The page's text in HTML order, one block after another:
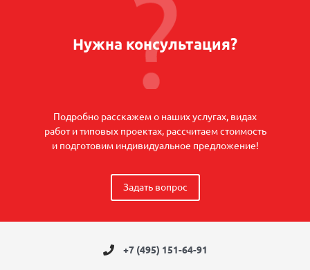
Нужна консультация?
Подробно расскажем о наших услугах, видах
работ и типовых проектах, рассчитаем стоимость
и подготовим индивидуальное предложение!
Задать вопрос
+7 (495) 151-64-91